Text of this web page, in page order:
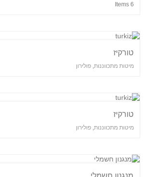
6 Items
טורקיז
מיטות מתכווננות, פולירון
טורקיז
מיטות מתכווננות, פולירון